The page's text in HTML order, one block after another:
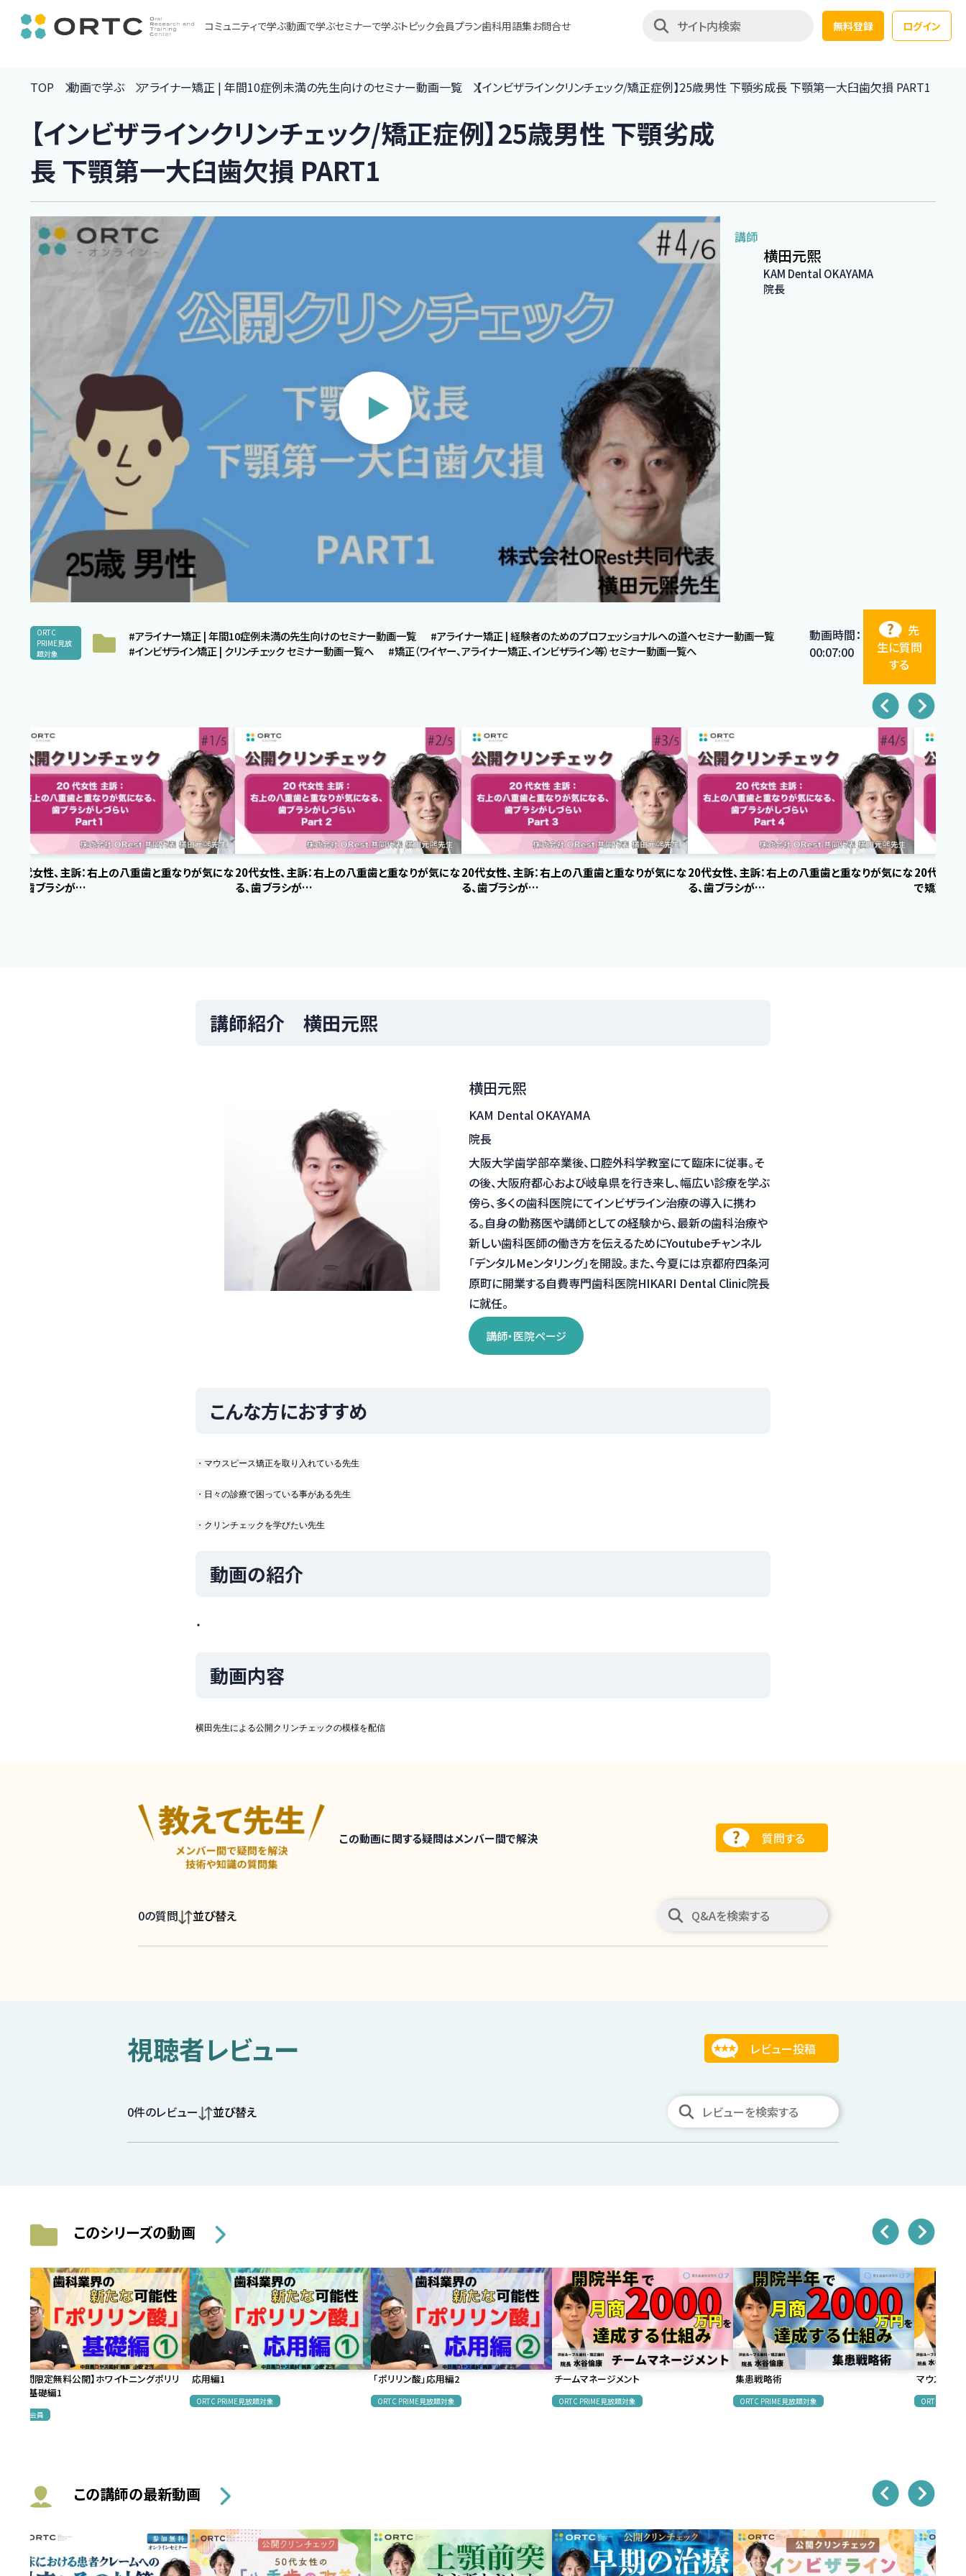
コミュニティで学ぶ動画で学ぶセミナーで学ぶトピック会員プラン歯科用語集お問合せ 無料登録 ログイン
TOP 動画で学ぶ アライナー矯正 | 年間10症例未満の先生向けのセミナー動画一覧 【インビザラインクリンチェック/矯正症例】25歳男性 下顎劣成長 下顎第一大臼歯欠損 PART1
【インビザラインクリンチェック/矯正症例】25歳男性 下顎劣成
長 下顎第一大臼歯欠損 PART1
講師
横田元熙
KAM Dental OKAYAMA
院長
ORTC
PRIME見放
題対象
#アライナー矯正 | 年間10症例未満の先生向けのセミナー動画一覧
#アライナー矯正 | 経験者のためのプロフェッショナルへの道へセミナー動画一覧
#インビザライン矯正 | クリンチェック セミナー動画一覧へ
#矯正（ワイヤー、アライナー矯正、インビザライン等）セミナー動画一覧へ
動画時間：
00:07:00
先
生に質問
する
20代女性、主訴：右上の八重歯と重なりが気にな
る、歯ブラシが…
20代女性、主訴：右上の八重歯と重なりが気にな
る、歯ブラシが…
20代女性、主訴：右上の八重歯と重なりが気にな
る、歯ブラシが…
20代女性、主訴：右上の八重歯と重なりが気にな
る、歯ブラシが…
20代女性
で矯正治
講師紹介 横田元熙
横田元熙
KAM Dental OKAYAMA
院長
大阪大学歯学部卒業後、口腔外科学教室にて臨床に従事。そ
の後、大阪府都心および岐阜県を行き来し、幅広い診療を学ぶ
傍ら、多くの歯科医院にてインビザライン治療の導入に携わ
る。自身の勤務医や講師としての経験から、最新の歯科治療や
新しい歯科医師の働き方を伝えるためにYoutubeチャンネル
「デンタルMeンタリング」を開設。また、今夏には京都府四条河
原町に開業する自費専門歯科医院HIKARI Dental Clinic院長
に就任。
講師・医院ページ
こんな方におすすめ
・マウスピース矯正を取り入れている先生
・日々の診療で困っている事がある先生
・クリンチェックを学びたい先生
動画の紹介
・
動画内容
横田先生による公開クリンチェックの模様を配信
この動画に関する疑問はメンバー間で解決
0の質問 並び替え
視聴者レビュー
0件のレビュー 並び替え
このシリーズの動画
【期間限定無料公開】ホワイトニングポリリ
ン酸基礎編1
無料会員
応用編1
ORTC PRIME見放題対象
「ポリリン酸」応用編2
ORTC PRIME見放題対象
チームマネージメント
ORTC PRIME見放題対象
集患戦略術
ORTC PRIME見放題対象
マウスピー
ORTC
この講師の最新動画